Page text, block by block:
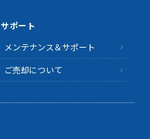
サポート
メンテナンス＆サポート
ご売却について